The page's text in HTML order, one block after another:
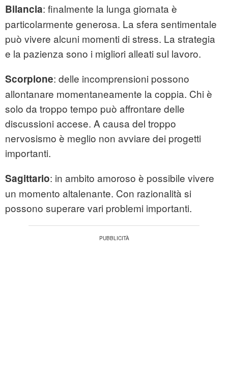
Bilancia: finalmente la lunga giornata è
particolarmente generosa. La sfera sentimentale
può vivere alcuni momenti di stress. La strategia
e la pazienza sono i migliori alleati sul lavoro.
Scorpione: delle incomprensioni possono
allontanare momentaneamente la coppia. Chi è
solo da troppo tempo può affrontare delle
discussioni accese. A causa del troppo
nervosismo è meglio non avviare dei progetti
importanti.
Sagittario: in ambito amoroso è possibile vivere
un momento altalenante. Con razionalità si
possono superare vari problemi importanti.